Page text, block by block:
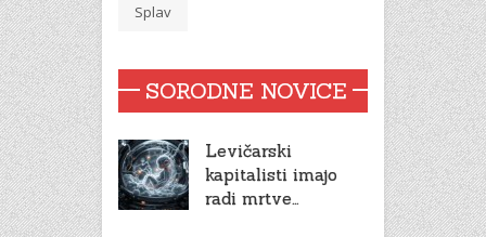
Splav
SORODNE NOVICE
Levičarski
kapitalisti imajo
radi mrtve…